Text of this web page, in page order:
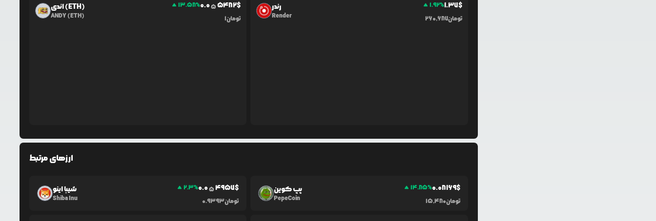
اندی (ETH)
ANDY (ETH)
13.58%0.05 5482$
1تومان
رندر
Render
1.92%1.37$
260,687تومان
ارزهای مرتبط
شیبا اینو
Shiba Inu
2.3%0.05 4957$
0.9393تومان
پپ کوین
PepeCoin
14.85%0.08169$
15,480تومان